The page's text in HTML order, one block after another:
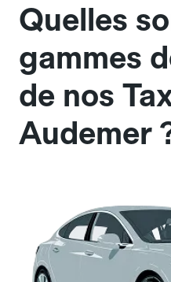
Quelles
gammes
de nos
Audemer